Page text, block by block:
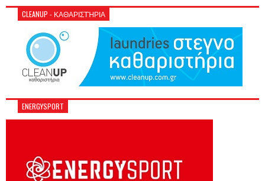
CLEANUP - ΚΑΘΑΡΙΣΤΉΡΙΑ
ENERGYSPORT